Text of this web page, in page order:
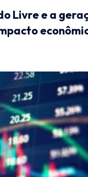
Livre e a